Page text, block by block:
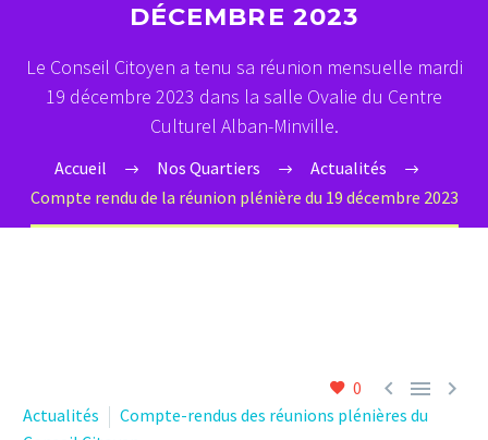
DÉCEMBRE 2023
Le Conseil Citoyen a tenu sa réunion mensuelle mardi
19 décembre 2023 dans la salle Ovalie du Centre
Culturel Alban-Minville.
Accueil Nos Quartiers
Actualités
Compte rendu de la réunion plénière du 19 décembre 2023
0   
Actualités
Compte-rendus des réunions plénières du